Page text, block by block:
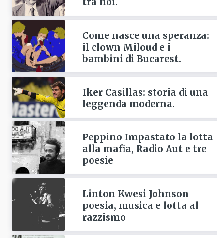
Come nasce una speranza:
il clown Miloud e i
bambini di Bucarest.
Iker Casillas: storia di una
leggenda moderna.
Peppino Impastato la lotta
alla mafia, Radio Aut e tre
poesie
Linton Kwesi Johnson
poesia, musica e lotta al
razzismo